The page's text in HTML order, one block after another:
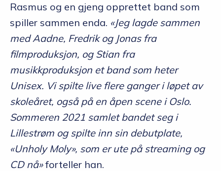
Rasmus og en gjeng opprettet band som
spiller sammen enda. «Jeg lagde sammen
med Aadne, Fredrik og Jonas fra
filmproduksjon, og Stian fra
musikkproduksjon et band som heter
Unisex. Vi spilte live flere ganger i løpet av
skoleåret, også på en åpen scene i Oslo.
Sommeren 2021 samlet bandet seg i
Lillestrøm og spilte inn sin debutplate,
«Unholy Moly», som er ute på streaming og
CD nå»forteller han.